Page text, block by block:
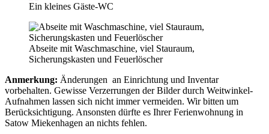
Ein kleines Gäste-WC
Abseite mit Waschmaschine, viel Stauraum,
Sicherungskasten und Feuerlöscher
Anmerkung: Änderungen an Einrichtung und Inventar
vorbehalten. Gewisse Verzerrungen der Bilder durch Weitwinkel-
Aufnahmen lassen sich nicht immer vermeiden. Wir bitten um
Berücksichtigung. Ansonsten dürfte es Ihrer Ferienwohnung in
Satow Miekenhagen an nichts fehlen.